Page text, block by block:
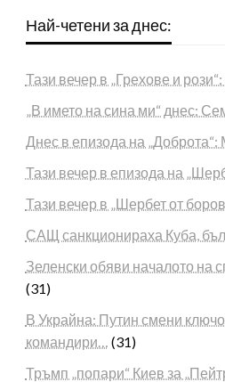
Най-четени за днес:
Тази вечер в „Грехове и рози“:
„В името на сина ми“ днес:
Днес в епизода на „Доброта“:
Тази вечер в епизода на
Тази вечер в „Шербет от
САЩ санкционираха Куба,
Зеленски обяви началото на
(31)
В Украйна: Путин смени
командири…
(31)
Тръмп „попари“ Киев за